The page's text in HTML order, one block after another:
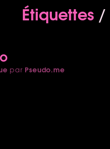
Étiquettes/
par Pseudo.me